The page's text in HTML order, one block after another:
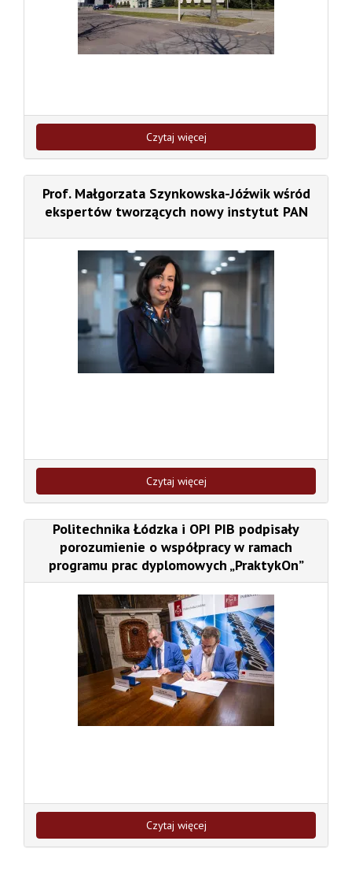
Czytaj więcej
Prof. Małgorzata Szynkowska-Jóźwik wśród
ekspertów tworzących nowy instytut PAN
Czytaj więcej
Politechnika Łódzka i OPI PIB podpisały
porozumienie o współpracy w ramach
programu prac dyplomowych „PraktykOn”
Czytaj więcej